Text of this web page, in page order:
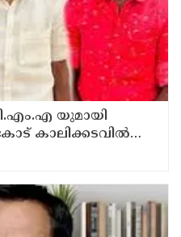
യുമായി
കാലിക്കടവിൽ